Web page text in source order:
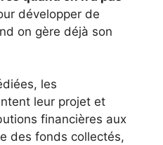
développer de
on gère déjà son
les
leur projet et
financières aux
des fonds collectés,